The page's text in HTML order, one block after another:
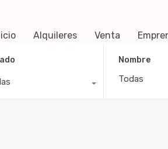
Alquileres Venta
Nombre